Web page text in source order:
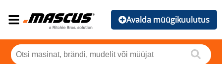
Avalda müügikuulutus